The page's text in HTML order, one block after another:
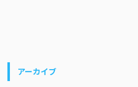
アーカイブ